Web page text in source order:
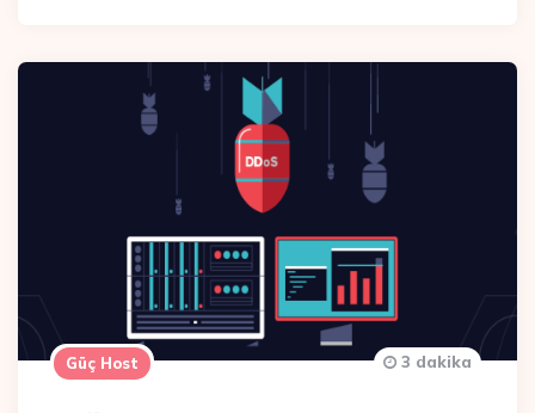
Güç Host 3 dakika